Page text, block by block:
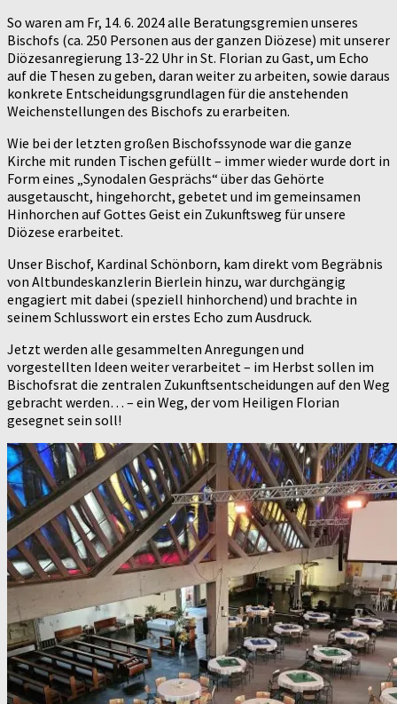
So waren am Fr, 14. 6. 2024 alle Beratungsgremien unseres
Bischofs (ca. 250 Personen aus der ganzen Diözese) mit unserer
Diözesanregierung 13-22 Uhr in St. Florian zu Gast, um Echo
auf die Thesen zu geben, daran weiter zu arbeiten, sowie daraus
konkrete Entscheidungsgrundlagen für die anstehenden
Weichenstellungen des Bischofs zu erarbeiten.
Wie bei der letzten großen Bischofssynode war die ganze
Kirche mit runden Tischen gefüllt – immer wieder wurde dort in
Form eines „Synodalen Gesprächs“ über das Gehörte
ausgetauscht, hingehorcht, gebetet und im gemeinsamen
Hinhorchen auf Gottes Geist ein Zukunftsweg für unsere
Diözese erarbeitet.
Unser Bischof, Kardinal Schönborn, kam direkt vom Begräbnis
von Altbundeskanzlerin Bierlein hinzu, war durchgängig
engagiert mit dabei (speziell hinhorchend) und brachte in
seinem Schlusswort ein erstes Echo zum Ausdruck.
Jetzt werden alle gesammelten Anregungen und
vorgestellten Ideen weiter verarbeitet – im Herbst sollen im
Bischofsrat die zentralen Zukunftsentscheidungen auf den Weg
gebracht werden… – ein Weg, der vom Heiligen Florian
gesegnet sein soll!